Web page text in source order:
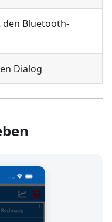
Bluetooth-
Dialog